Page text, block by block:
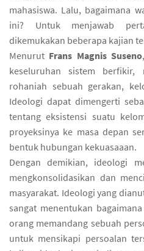
mahasiswa. Lalu, bagaimana
ini? Untuk menjawab
dikemukakan beberapa kajian
Menurut Frans Magnis Suseno
keseluruhan sistem
rohaniah sebuah gerakan,
Ideologi dapat dimengerti
tentang eksistensi suatu
proyeksinya ke masa depan
bentuk hubungan kekuasaaan.
Dengan demikian, ideologi
mengkonsolidasikan dan
masyarakat. Ideologi yang
sangat menentukan
orang memandang sebuah
untuk mensikapi persoalan